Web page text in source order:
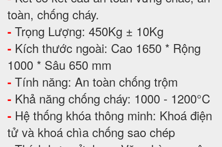
toàn, chống cháy.
- Trọng Lượng: 450Kg ± 10Kg
- Kích thước ngoài: Cao 1650 * Rộng
1000 * Sâu 650 mm
- Tính năng: An toàn chống trộm
- Khả năng chống cháy: 1000 - 1200°C
- Hệ thống khóa thông minh: Khoá điện
tử và khoá chìa chống sao chép